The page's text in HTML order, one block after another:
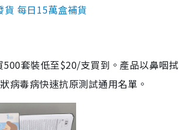
每日15萬盒補貨
套裝低至$20/支買到。產品以鼻咽
病毒病快速抗原測試通用名單。